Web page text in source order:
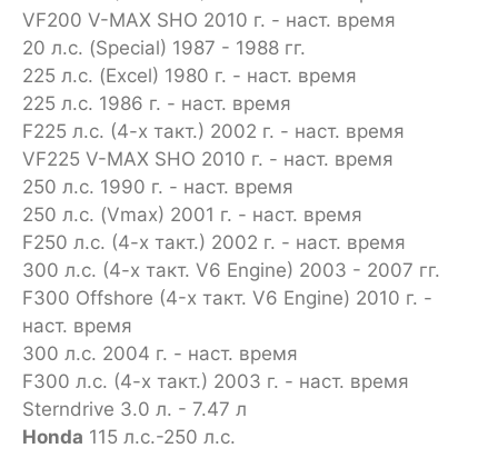
VF200 V-MAX SHO 2010 г. - наст. время
20 л.с. (Special) 1987 - 1988 гг.
225 л.с. (Excel) 1980 г. - наст. время
225 л.с. 1986 г. - наст. время
F225 л.с. (4-х такт.) 2002 г. - наст. время
VF225 V-MAX SHO 2010 г. - наст. время
250 л.с. 1990 г. - наст. время
250 л.с. (Vmax) 2001 г. - наст. время
F250 л.с. (4-х такт.) 2002 г. - наст. время
300 л.с. (4-х такт. V6 Engine) 2003 - 2007 гг.
F300 Offshore (4-х такт. V6 Engine) 2010 г. -
наст. время
300 л.с. 2004 г. - наст. время
F300 л.с. (4-х такт.) 2003 г. - наст. время
Sterndrive 3.0 л. - 7.47 л
Honda 115 л.с.-250 л.с.